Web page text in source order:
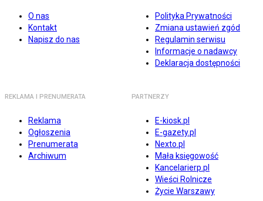
O nas
Kontakt
Napisz do nas
Polityka Prywatności
Zmiana ustawień zgód
Regulamin serwisu
Informacje o nadawcy
Deklaracja dostępności
REKLAMA I PRENUMERATA
Reklama
Ogłoszenia
Prenumerata
Archiwum
PARTNERZY
E-kiosk.pl
E-gazety.pl
Nexto.pl
Mała księgowość
Kancelarierp.pl
Wieści Rolnicze
Życie Warszawy